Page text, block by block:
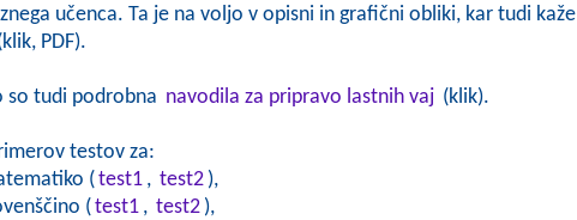
učenca. Ta je na voljo v opisni in grafični obliki, kar tudi kaže
PDF).
so tudi podrobna navodila za pripravo lastnih vaj (klik).
testov za:
(test1 , test2 ),
(test1 , test2 ),